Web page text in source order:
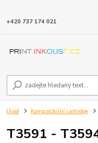
+420 737 174 021
Úvod Kompatibilní cartridge
T3591 -